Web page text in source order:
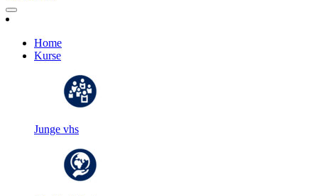
Home
Kurse
Junge vhs